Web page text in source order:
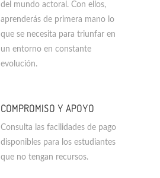
del mundo actoral. Con ellos,
aprenderás de primera mano lo
que se necesita para triunfar en
un entorno en constante
evolución.
COMPROMISO Y APOYO
Consulta las facilidades de pago
disponibles para los estudiantes
que no tengan recursos.